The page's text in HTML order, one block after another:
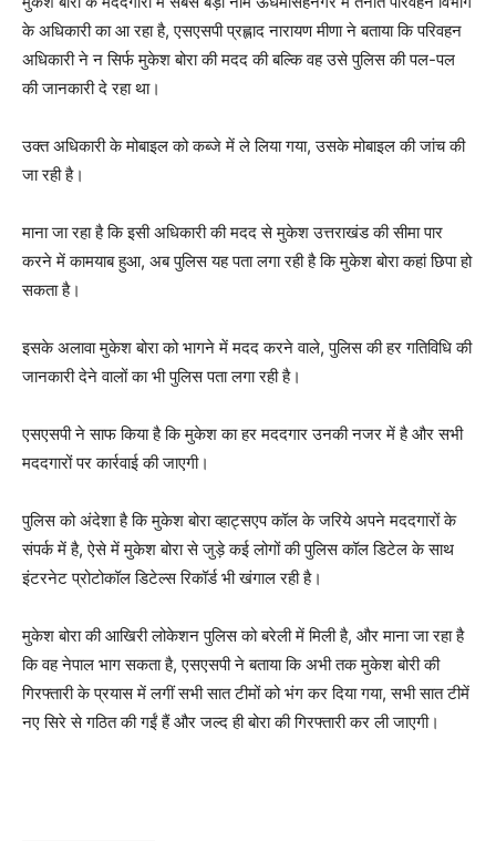
के अधिकारी का आ रहा है, एसएसपी प्रह्लाद नारायण मीणा ने बताया कि परिवहन
अधिकारी ने न सिर्फ मुकेश बोरा की मदद की बल्कि वह उसे पुलिस की पल-पल
की जानकारी दे रहा था।
उक्त अधिकारी के मोबाइल को कब्जे में ले लिया गया, उसके मोबाइल की जांच की
जा रही है।
माना जा रहा है कि इसी अधिकारी की मदद से मुकेश उत्तराखंड की सीमा पार
करने में कामयाब हुआ, अब पुलिस यह पता लगा रही है कि मुकेश बोरा कहां छिपा हो
सकता है।
इसके अलावा मुकेश बोरा को भागने में मदद करने वाले, पुलिस की हर गतिविधि की
जानकारी देने वालों का भी पुलिस पता लगा रही है।
एसएसपी ने साफ किया है कि मुकेश का हर मददगार उनकी नजर में है और सभी
मददगारों पर कार्रवाई की जाएगी।
पुलिस को अंदेशा है कि मुकेश बोरा व्हाट्सएप कॉल के जरिये अपने मददगारों के
संपर्क में है, ऐसे में मुकेश बोरा से जुड़े कई लोगों की पुलिस कॉल डिटेल के साथ
इंटरनेट प्रोटोकॉल डिटेल्स रिकॉर्ड भी खंगाल रही है।
मुकेश बोरा की आखिरी लोकेशन पुलिस को बरेली में मिली है, और माना जा रहा है
कि वह नेपाल भाग सकता है, एसएसपी ने बताया कि अभी तक मुकेश बोरी की
गिरफ्तारी के प्रयास में लगीं सभी सात टीमों को भंग कर दिया गया, सभी सात टीमें
नए सिरे से गठित की गईं हैं और जल्द ही बोरा की गिरफ्तारी कर ली जाएगी।